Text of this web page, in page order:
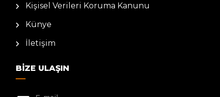
Kişisel Verileri Koruma Kanunu
Künye
İletişim
BIZE ULAŞIN